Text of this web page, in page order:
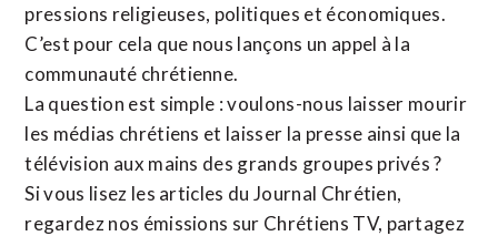
pressions religieuses, politiques et économiques.
C’est pour cela que nous lançons un appel à la
communauté chrétienne.
La question est simple : voulons-nous laisser mourir
les médias chrétiens et laisser la presse ainsi que la
télévision aux mains des grands groupes privés ?
Si vous lisez les articles du Journal Chrétien,
regardez nos émissions sur Chrétiens TV, partagez